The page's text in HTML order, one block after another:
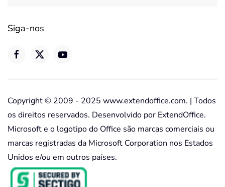
Siga-nos
Copyright © 2009 - 2025 www.extendoffice.com. | Todos
os direitos reservados. Desenvolvido por ExtendOffice.
Microsoft e o logotipo do Office são marcas comerciais ou
marcas registradas da Microsoft Corporation nos Estados
Unidos e/ou em outros países.